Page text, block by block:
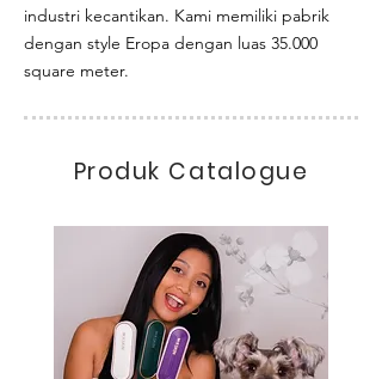
industri kecantikan. Kami memiliki pabrik
dengan style Eropa dengan luas 35.000
square meter.
Produk Catalogue